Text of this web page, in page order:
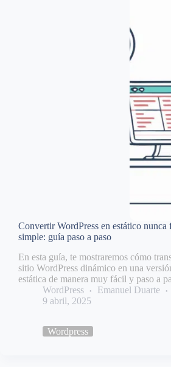
Convertir WordPress en estático nunca
simple: guía paso a paso
En esta guía, te mostraremos cómo
sitio WordPress dinámico en una
estática de manera muy fácil y paso a
WordPress
Emanuel Duarte
9 abril, 2025
Wordpress